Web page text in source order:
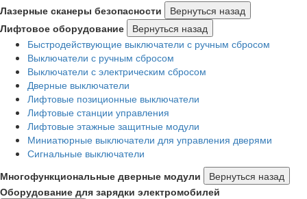
Лазерные сканеры безопасности
Вернуться назад
Лифтовое оборудование
Вернуться назад
Быстродействующие выключатели с ручным сбросом
Выключатели с ручным сбросом
Выключатели с электрическим сбросом
Дверные выключатели
Лифтовые позиционные выключатели
Лифтовые станции управления
Лифтовые этажные защитные модули
Миниатюрные выключатели для управления дверями
Сигнальные выключатели
Многофункциональные дверные модули
Вернуться назад
Оборудование для зарядки электромобилей